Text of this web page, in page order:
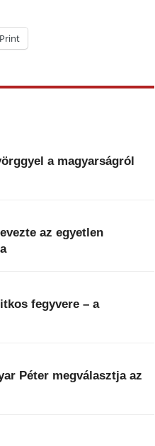
Print
a magyarságról
az egyetlen
fegyvere – a
Péter megválasztja az